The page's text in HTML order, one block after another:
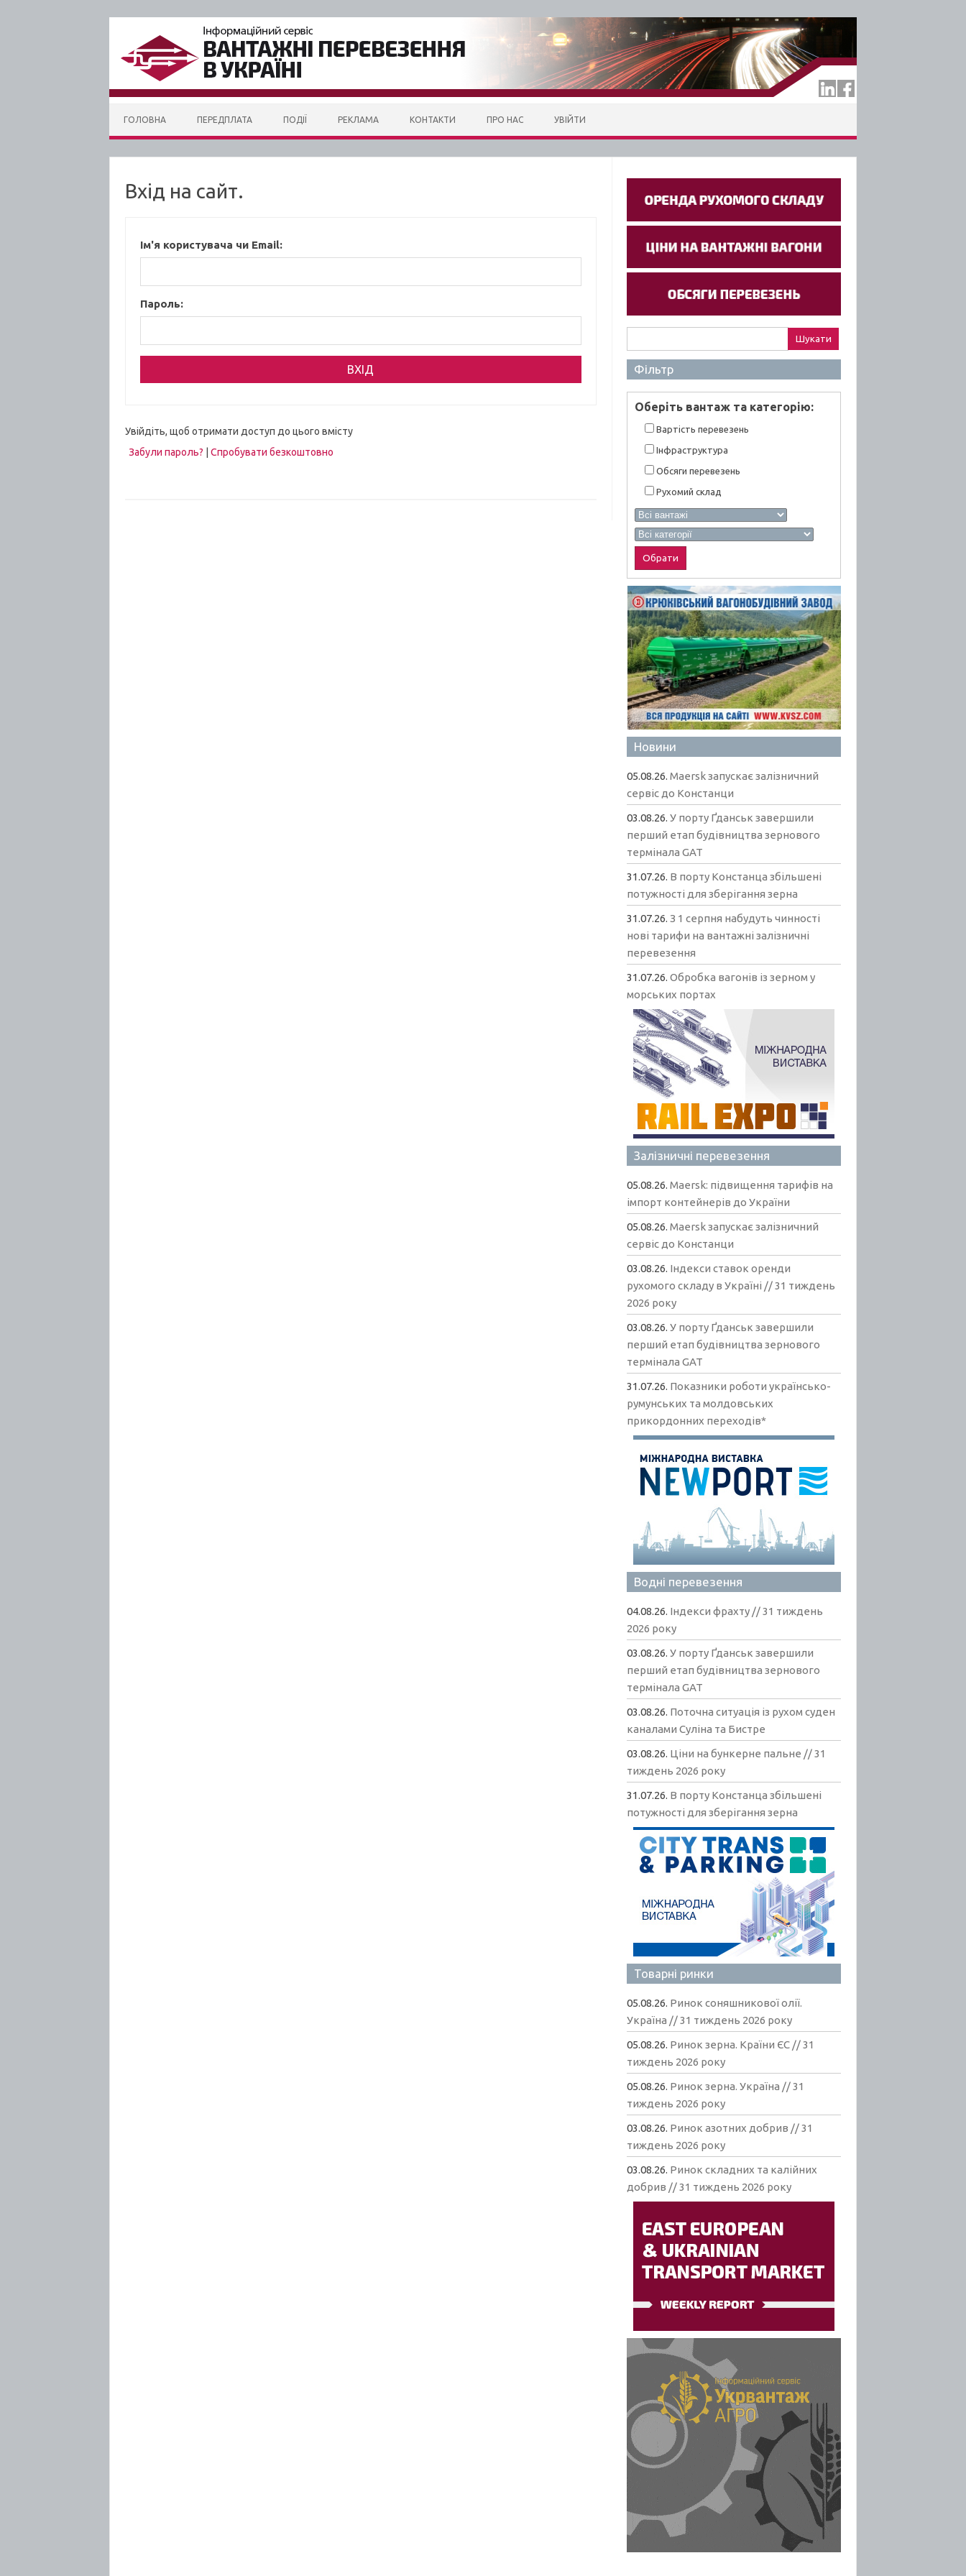
ГОЛОВНА ПЕРЕДПЛАТА ПОДІЇ РЕКЛАМА КОНТАКТИ ПРО НАС УВІЙТИ
Вхід на сайт.
Ім'я користувача чи Email:
Пароль:
Увійдіть, щоб отримати доступ до цього вмісту
Забули пароль?
Спробувати безкоштовно
Фільтр
Оберiть вантаж та категорiю:
Вартiсть перевезень
Інфраструктура
Обсяги перевезень
Рухомий склад
Новини
05.08.26.Maersk запускає залізничний
сервіс до Констанци
03.08.26.У порту Ґданськ завершили
перший етап будівництва зернового
термінала GAT
31.07.26. В порту Констанца збільшені
потужності для зберігання зерна
31.07.26.З 1 серпня набудуть чинності
нові тарифи на вантажні залізничні
перевезення
31.07.26.Обробка вагонів із зерном у
морських портах
Залізничні перевезення
05.08.26.Maersk: підвищення тарифів на
імпорт контейнерів до України
05.08.26.Maersk запускає залізничний
сервіс до Констанци
03.08.26. Індекси ставок оренди
рухомого складу в Україні // 31 тиждень
2026 року
03.08.26.У порту Ґданськ завершили
перший етап будівництва зернового
термінала GAT
31.07.26. Показники роботи українсько-
румунських та молдовських
прикордонних переходів*
Водні перевезення
04.08.26. Індекси фрахту // 31 тиждень
2026 року
03.08.26.У порту Ґданськ завершили
перший етап будівництва зернового
термінала GAT
03.08.26. Поточна ситуація із рухом суден
каналами Суліна та Бистре
03.08.26. Ціни на бункерне пальне // 31
тиждень 2026 року
31.07.26. В порту Констанца збільшені
потужності для зберігання зерна
Товарні ринки
05.08.26. Ринок соняшникової олії.
Україна // 31 тиждень 2026 року
05.08.26. Ринок зерна. Країни ЄС // 31
тиждень 2026 року
05.08.26. Ринок зерна. Україна // 31
тиждень 2026 року
03.08.26. Ринок азотних добрив // 31
тиждень 2026 року
03.08.26. Ринок складних та калійних
добрив // 31 тиждень 2026 року